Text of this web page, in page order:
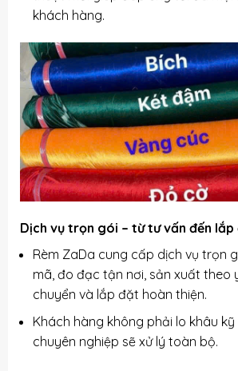
khách hàng.
Dịch vụ trọn gói – từ tư vấn đến lắp
Rèm ZaDa cung cấp dịch vụ trọn
mã, đo đạc tận nơi, sản xuất theo
chuyển và lắp đặt hoàn thiện.
Khách hàng không phải lo khâu
chuyên nghiệp sẽ xử lý toàn bộ.